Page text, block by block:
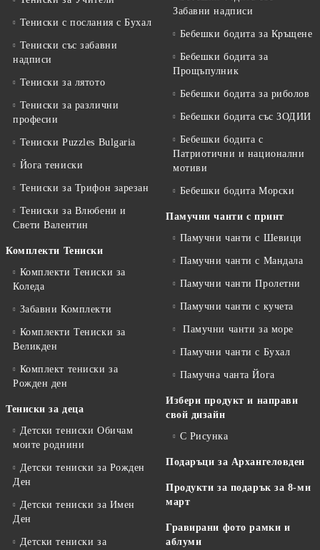
Тениски с послания с Бухал
Тениски със забавни
надписи
Тениски за лятото
Тениски за различни
професии
Тениски Puzzles Bulgaria
Йога тениски
Тениски за Трифон зарезан
Тениски за Влюбени и
Свети Валентин
Комплекти Тениски
Комплекти Тениски за
Коледа
Забавни Комплекти
Комплекти Тениски за
Великден
Комплект тениски за
Рожден ден
Тениски за деца
Детски тениски Обичам
моите роднини
Детски тениски за Рожден
Ден
Детски тениски за Имен
Ден
Детски тениски за
Забавни надписи
Бебешки бодита за Кръщене
Бебешки бодита за
Прощъпулник
Бебешки бодита за риболов
Бебешки бодита със ЗОДИИ
Бебешки бодита с
Патриотични и национални
мотиви
Бебешки бодита Морски
Памучни чанти с принт
Памучни чанти с Шевици
Памучни чанти с Мандала
Памучни чанти Пролетни
Памучни чанти с кучета
Памучни чанти за море
Памучни чанти с Бухал
Памучна чанта Йога
Избери продукт и направи
свой дизайн
С Рисунка
Подаръци за Архангеловден
Продукти за подарък за 8-ми
март
Гравирани фото рамки и
аблуми